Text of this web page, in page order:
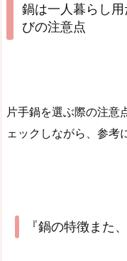
鍋は一人暮らし
びの注意点
片手鍋を選ぶ際の注意
ェックしながら、参考
『鍋の特徴また